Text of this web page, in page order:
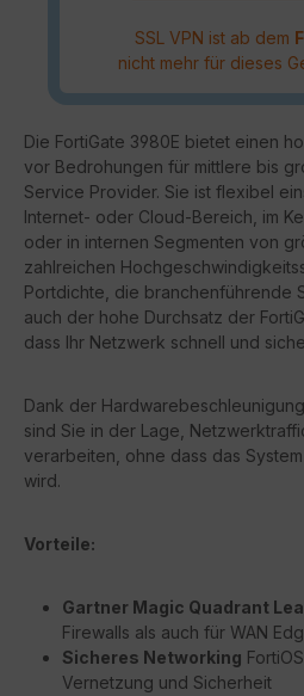
SSL VPN ist ab dem
nicht mehr für dieses
Die FortiGate 3980E bietet einen
vor Bedrohungen für mittlere bis
Service Provider. Sie ist flexibel
Internet- oder Cloud-Bereich, im
oder in internen Segmenten von
zahlreichen
Portdichte, die branchenführende
auch der hohe Durchsatz der
dass Ihr Netzwerk schnell und
Dank der
sind Sie in der Lage,
verarbeiten, ohne dass das
wird.
Vorteile:
Gartner Magic Quadrant
Firewalls als auch für WAN
Sicheres Networking
Vernetzung und Sicherheit